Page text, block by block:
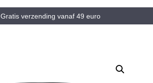
Gratis verzending vanaf 49 euro